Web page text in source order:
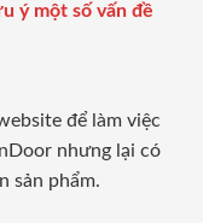
ý một số vấn đề
để làm việc
nhưng lại có
sản phẩm.